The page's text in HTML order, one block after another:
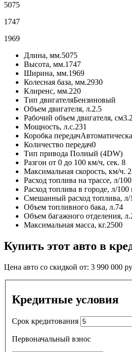
5075
1747
1969
Длина, мм.5075
Высота, мм.1747
Ширина, мм.1969
Колесная база, мм.2930
Клиренс, мм.220
Тип двигателяБензиновый
Объем двигателя, л.2.5
Рабочий объем двигателя, см3.
Мощность, л.с.231
Коробка передач
Количество передач0
Тип привода Полный (4DW)
Разгон от 0 до 100 км/ч, сек. 8
Максимальная скорость, км/ч.
Расход топлива на трассе, л/
Расход топлива в городе, л/100
Смешанный расход топлива, л/
Объем топливного бака, л.74
Объем багажного отделения, л.
Максимальная масса, кг.2500
Купить этот авто в
Цена авто со скидкой от: 3 990 000
Кредитные условия
Срок кредитования
Первоначальный взнос